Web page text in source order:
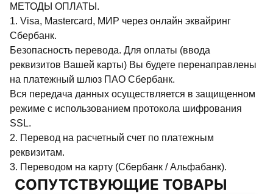
МЕТОДЫ ОПЛАТЫ.
1. Visa, Mastercard, МИР через онлайн эквайринг
Сбербанк.
Безопасность перевода. Для оплаты (ввода
реквизитов Вашей карты) Вы будете перенаправлены
на платежный шлюз ПАО Сбербанк.
Вся передача данных осуществляется в защищенном
режиме с использованием протокола шифрования
SSL.
2. Перевод на расчетный счет по платежным
реквизитам.
3. Переводом на карту (Сбербанк / Альфабанк).
СОПУТСТВУЮЩИЕ ТОВАРЫ